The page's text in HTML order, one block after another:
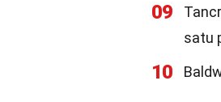
09
satu
10